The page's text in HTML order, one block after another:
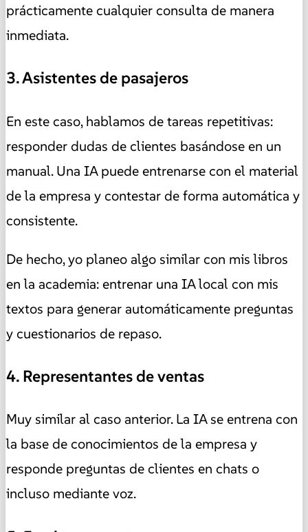
prácticamente cualquier consulta de manera
inmediata.
3. Asistentes de pasajeros
En este caso, hablamos de tareas repetitivas:
responder dudas de clientes basándose en un
manual. Una IA puede entrenarse con el material
de la empresa y contestar de forma automática y
consistente.
De hecho, yo planeo algo similar con mis libros
en la academia: entrenar una IA local con mis
textos para generar automáticamente preguntas
y cuestionarios de repaso.
4. Representantes de ventas
Muy similar al caso anterior. La IA se entrena con
la base de conocimientos de la empresa y
responde preguntas de clientes en chats o
incluso mediante voz.